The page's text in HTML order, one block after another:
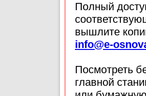
Полный
вышлите
info@e-
Посмотреть
главной